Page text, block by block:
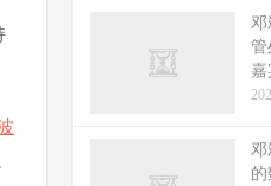
邓
管
嘉
邓
的